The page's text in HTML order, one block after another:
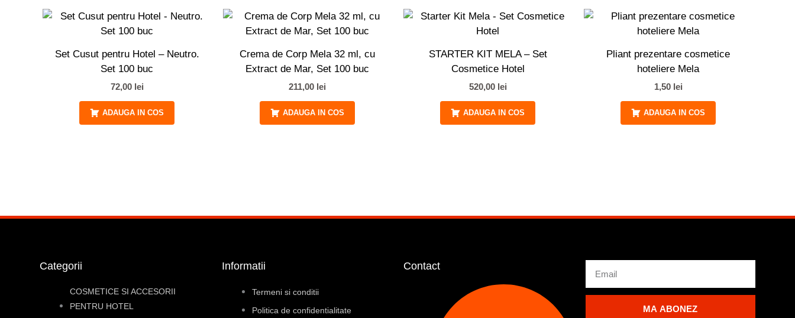
Set Cusut pentru Hotel – Neutro.
Set 100 buc
72,00 lei
ADAUGA IN COS
Crema de Corp Mela 32 ml, cu
Extract de Mar, Set 100 buc
211,00 lei
ADAUGA IN COS
STARTER KIT MELA – Set
Cosmetice Hotel
520,00 lei
ADAUGA IN COS
Pliant prezentare cosmetice
hoteliere Mela
1,50 lei
ADAUGA IN COS
Categorii
COSMETICE SI ACCESORII
PENTRU HOTEL
Informatii
Termeni si conditii
Politica de confidentialitate
Contact
MA ABONEZ